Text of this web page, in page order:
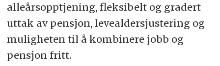
alleårsopptjening, fleksibelt og gradert
uttak av pensjon, levealdersjustering og
muligheten til å kombinere jobb og
pensjon fritt.